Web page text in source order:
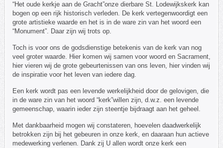
“Het oude kerkje aan de Gracht”onze dierbare St. Lodewijkskerk kan
bogen op een rijk historisch verleden. De kerk vertegenwoordigt een
grote artistieke waarde en het is in de ware zin van het woord een
“Monument”. Daar zijn wij trots op.
Toch is voor ons de godsdienstige betekenis van de kerk van nog
veel groter waarde. Hier komen wij samen voor woord en Sacrament,
hier vieren wij de grote gebeurtenissen van ons leven, hier vinden wij
de inspiratie voor het leven van iedere dag.
Een kerk wordt pas een levende werkelijkheid door de gelovigen, die
in de ware zin van het woord “kerk”willen zijn, d.w.z. een levende
gemeenschap, waarin ieder zijn steentje bijdraagt aan het geheel.
Met dankbaarheid mogen wij constateren, hoevelen daadwerkelijk
betrokken zijn bij het gebeuren in onze kerk, en daaraan hun actieve
medewerking verlenen. Dank zij U allen wordt onze kerk een